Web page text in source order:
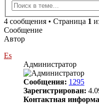
4 сообщения • Страница 1
Сообщение
Автор
Es
Администратор
Сообщения: 1295
Зарегистрирован:
Контактная